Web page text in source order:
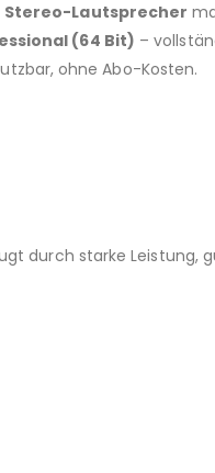
Stereo-Lautsprecher
(64 Bit) –
ohne Abo-Kosten.
durch starke